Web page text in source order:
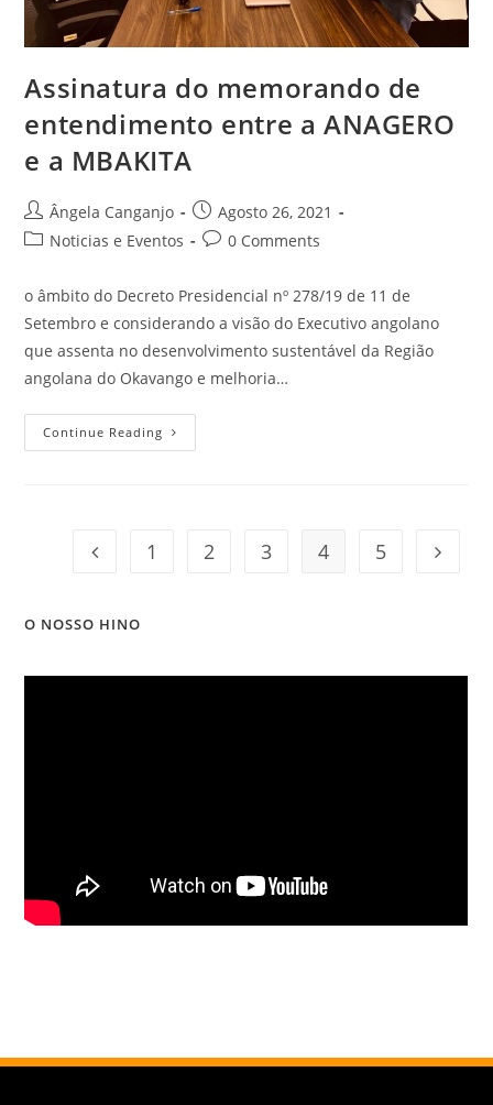
Assinatura do memorando de
entendimento entre a ANAGERO
e a MBAKITA
Ângela Canganjo
Agosto 26, 2021
Noticias e Eventos
0 Comments
o âmbito do Decreto Presidencial nº 278/19 de 11 de
Setembro e considerando a visão do Executivo angolano
que assenta no desenvolvimento sustentável da Região
angolana do Okavango e melhoria…
Continue Reading
1 2 3 4 5
O NOSSO HINO